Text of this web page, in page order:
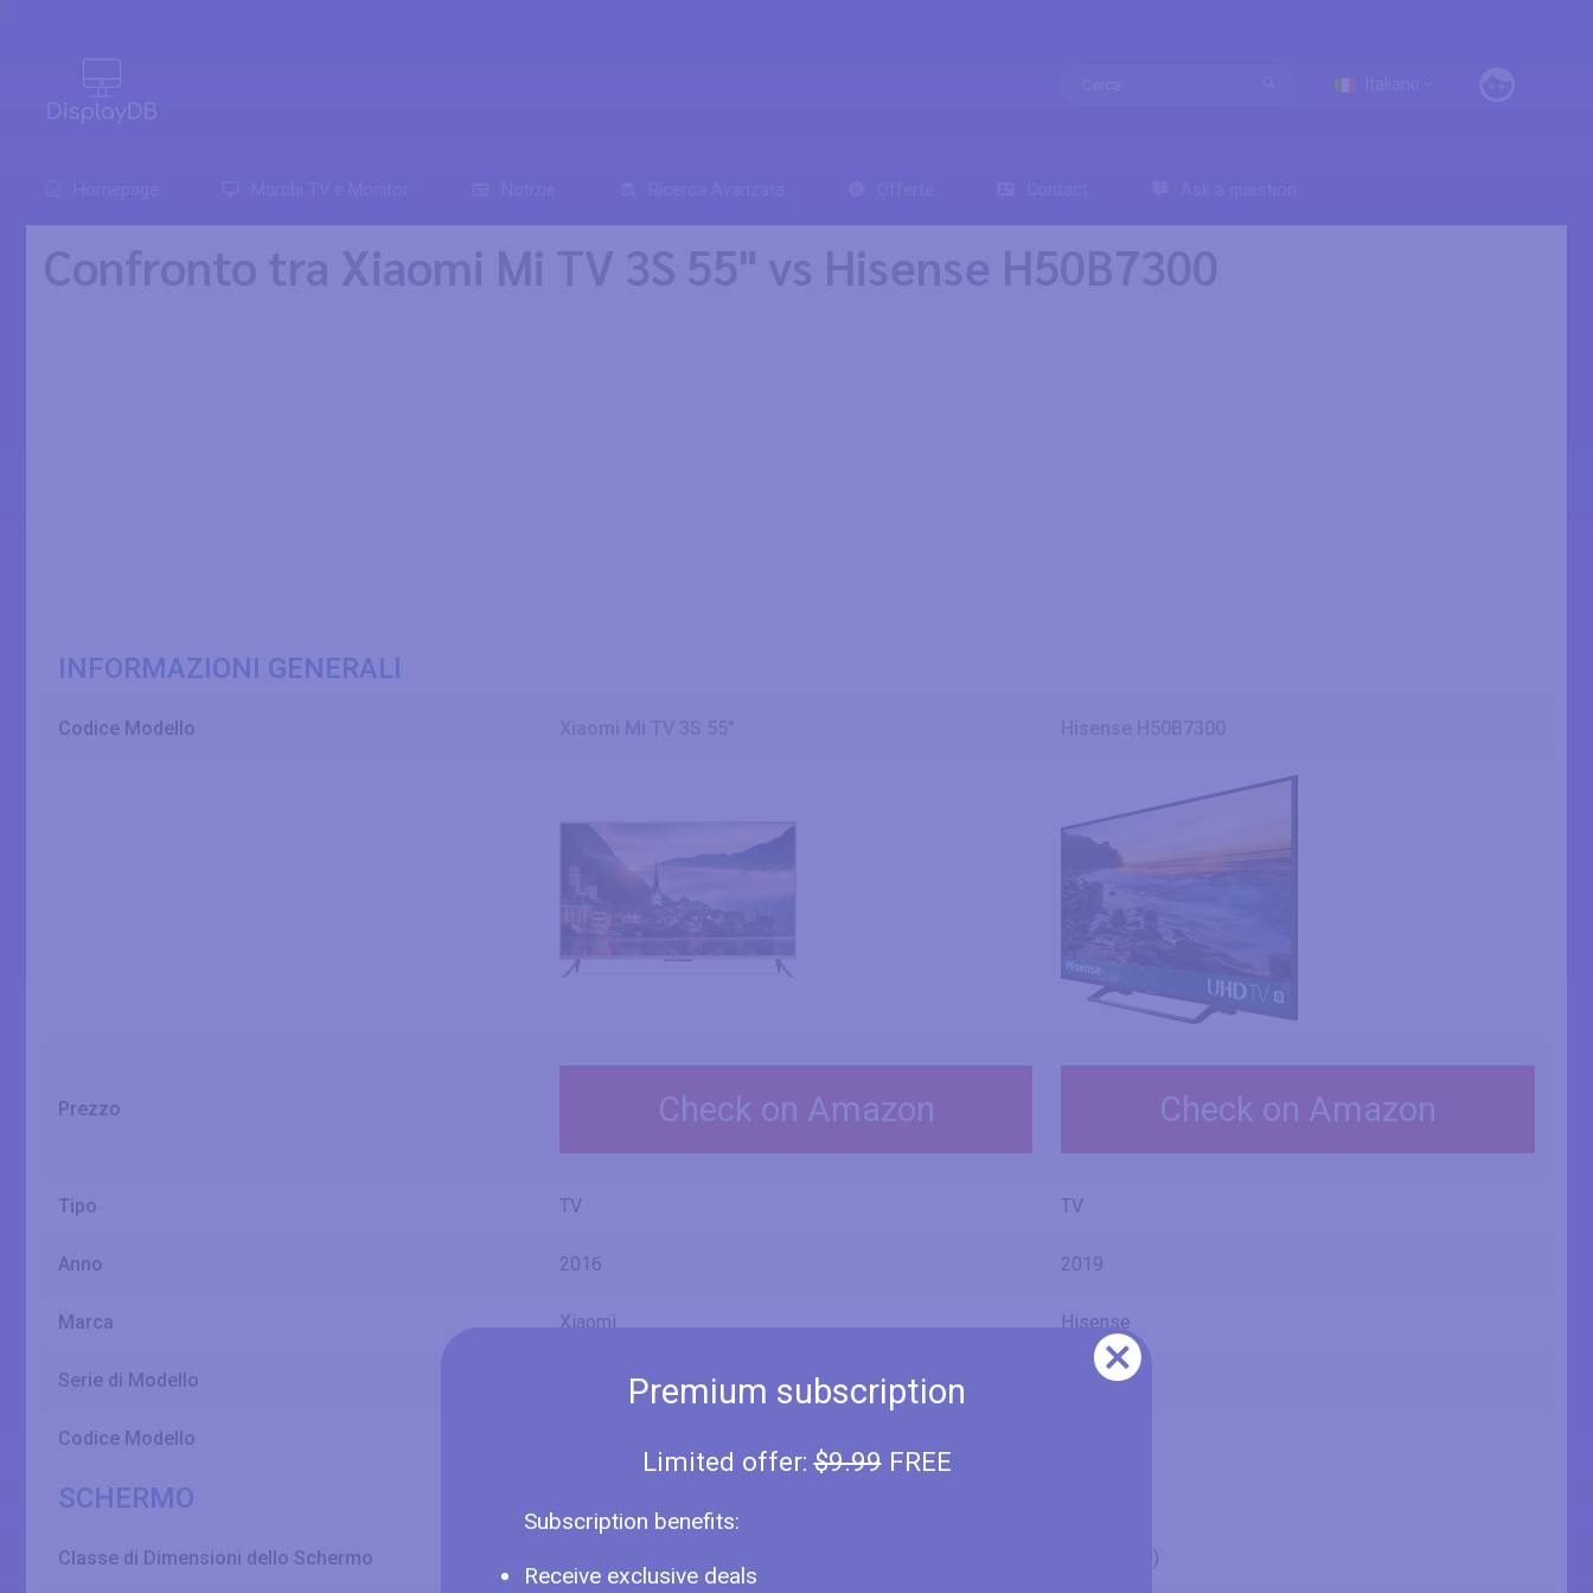
Premium subscription
Limited offer:$9.99FREE
Subscription benefits:
Receive exclusive deals
Confronto tra Xiaomi Mi TV 3S 55" vs Hisense H50B7300
INFORMAZIONI GENERALI
Codice Modello
Prezzo Check on Amazon Check on Amazon
Tipo TV TV
Anno 2016 2019
Marca Xiaomi Hisense
Serie di Modello B7300
Codice Modello
SCHERMO
Classe di Dimensioni dello Schermo 50" (inches)